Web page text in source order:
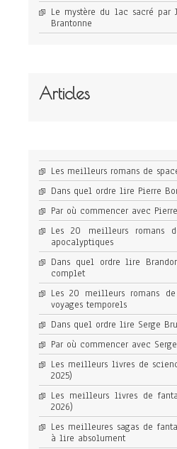
Le mystère du lac sacré par
Brantonne
Articles
Les meilleurs romans de
Dans quel ordre lire Pierre
Par où commencer avec
Les 20 meilleurs romans
apocalyptiques
Dans quel ordre lire
complet
Les 20 meilleurs romans
voyages temporels
Dans quel ordre lire Serge
Par où commencer avec
Les meilleurs livres de
2025)
Les meilleurs livres de
2026)
Les meilleures sagas de
à lire absolument